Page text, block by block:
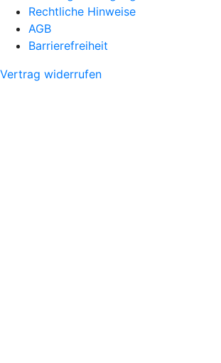
Rechtliche Hinweise
AGB
Barrierefreiheit
Vertrag widerrufen